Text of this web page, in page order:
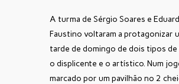
A turma de Sérgio Soares e
Faustino voltaram a protagonizar
tarde de domingo de dois tipos de
o displicente e o artístico. Num
marcado por um pavilhão nº 2